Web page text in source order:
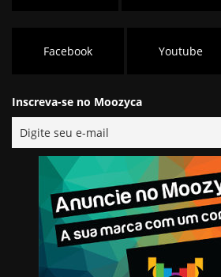
Facebook Youtube
Inscreva-se no Moozyca